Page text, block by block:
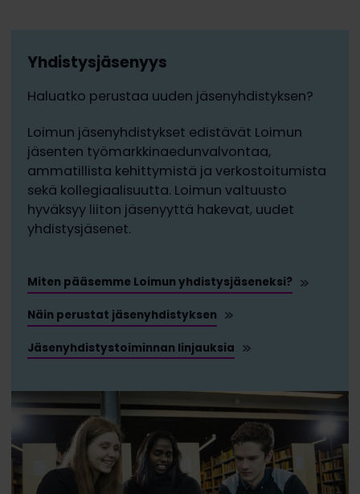
Yhdistysjäsenyys
Haluatko perustaa uuden jäsenyhdistyksen?
Loimun jäsenyhdistykset edistävät Loimun
jäsenten työmarkkinaedunvalvontaa,
ammatillista kehittymistä ja verkostoitumista
sekä kollegiaalisuutta. Loimun valtuusto
hyväksyy liiton jäsenyyttä hakevat, uudet
yhdistysjäsenet.
Miten pääsemme Loimun yhdistysjäseneksi?
Näin perustat jäsenyhdistyksen
Jäsenyhdistystoiminnan linjauksia